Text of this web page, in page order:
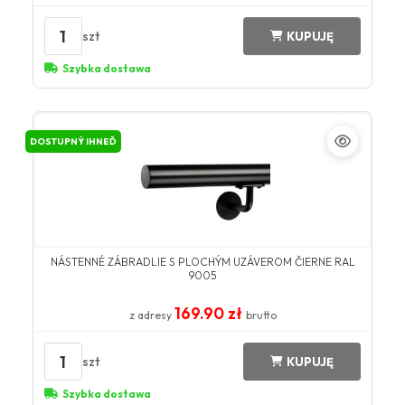
1 szt KUPUJĘ
Szybka dostawa
DOSTUPNÝ IHNEĎ
NÁSTENNÉ ZÁBRADLIE S PLOCHÝM UZÁVEROM ČIERNE RAL
9005
z adresy 169.90 zł brutto
1 szt KUPUJĘ
Szybka dostawa